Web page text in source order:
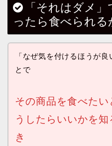
「それはダメ
ったら食べられる
「なぜ気を付けるほうが良
とで
その商品を食べたい
うしたらいいかを
き